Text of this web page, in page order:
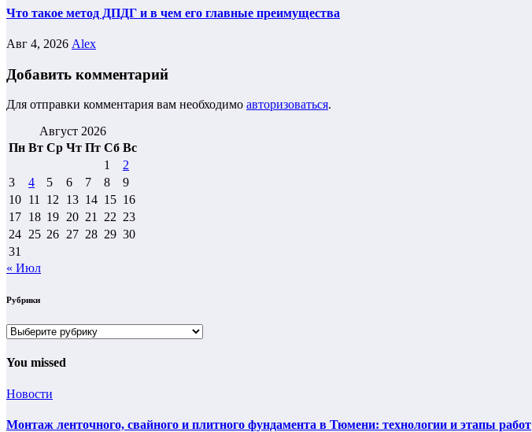
Что такое метод ДПДГ и в чем его главные преимущества
Авг 4, 2026 Alex
Добавить комментарий
Для отправки комментария вам необходимо авторизоваться.
Август 2026
Пн Вт Ср Чт Пт Сб Вс
1
2
3
4 5 6 7 8
9
10 11 12 13 14 15 16
17 18 19 20 21 22 23
24 25 26 27 28 29 30
31
« Июл
Рубрики
Рубрики
You missed
Новости
Монтаж ленточного, свайного и плитного фундамента в Тюмени: технологии и этапы работ